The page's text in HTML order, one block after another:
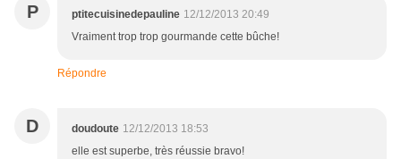
P ptitecuisinedepauline 12/12/2013 20:49
Vraiment trop trop gourmande cette bûche!
Répondre
D doudoute 12/12/2013 18:53
elle est superbe, très réussie bravo!